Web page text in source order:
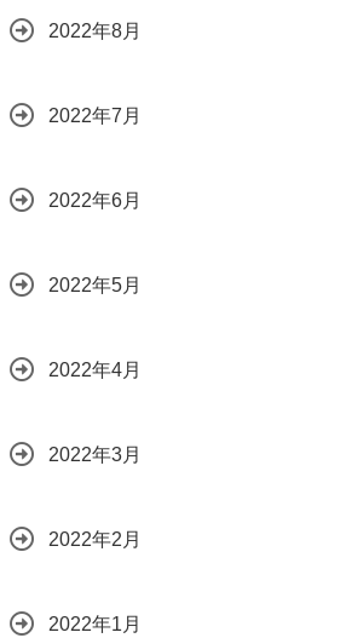
2022年8月
2022年7月
2022年6月
2022年5月
2022年4月
2022年3月
2022年2月
2022年1月